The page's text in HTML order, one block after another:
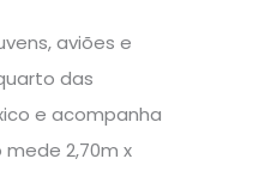
aviões e
das
e acompanha
2,70m x